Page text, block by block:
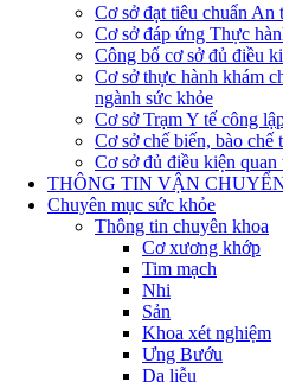
Cơ sở đạt tiêu chuẩn An
Cơ sở đáp ứng Thực
Công bố cơ sở đủ điều
Cơ sở thực hành khám
ngành sức khỏe
Cơ sở Trạm Y tế công
Cơ sở chế biến, bào chế
Cơ sở đủ điều kiện
THÔNG TIN VẬN
Chuyên mục sức khỏe
Thông tin chuyên khoa
Cơ xương khớp
Tim mạch
Nhi
Sản
Khoa xét nghiệm
Ưng Bướu
Da liễu